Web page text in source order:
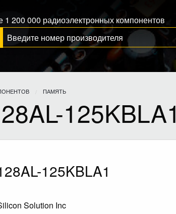
1 200 000 радиоэлектронных компонентов
ПАМЯТЬ
125KBLA1
125KBLA1
Solution Inc